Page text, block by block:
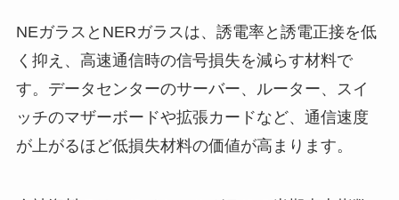
NEガラスとNERガラスは、誘電率と誘電正接を低
く抑え、高速通信時の信号損失を減らす材料で
す。データセンターのサーバー、ルーター、スイ
ッチのマザーボードや拡張カードなど、通信速度
が上がるほど低損失材料の価値が高まります。